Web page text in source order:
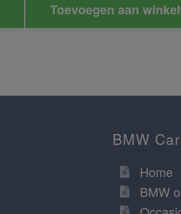
Toevoegen aan
BMW
Home
BMW